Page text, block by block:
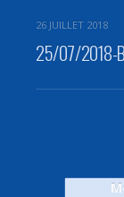
26 JUILLET 2018
25/07/2018-